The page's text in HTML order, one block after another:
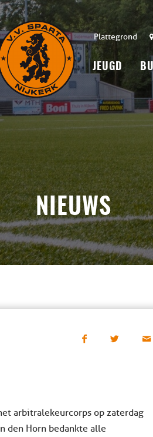
Plattegrond
JEUGD
NIEUWS
arbitrale keurcorps op zaterdag
den Horn bedankte alle